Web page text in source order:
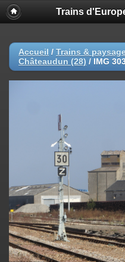
Trains
Accueil / Trains &
Châteaudun (28) / IMG